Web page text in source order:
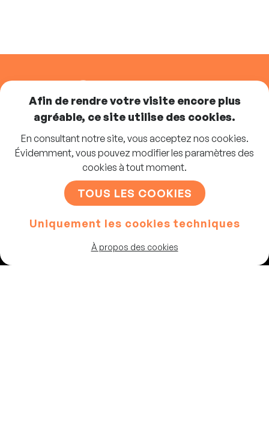
SUIVEZ-NOUS
Abonnez-vous à la newsletter
Afin de rendre votre visite encore plus
agréable, ce site utilise des cookies.
En consultant notre site, vous acceptez nos cookies.
Évidemment, vous pouvez modifier les paramètres des
cookies à tout moment.
TOUS LES COOKIES
Uniquement les cookies techniques
À propos des cookies